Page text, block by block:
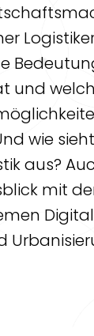
und
wie
aus?
mit